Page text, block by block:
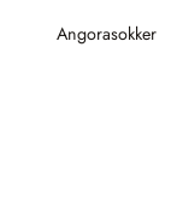
Angorasokker